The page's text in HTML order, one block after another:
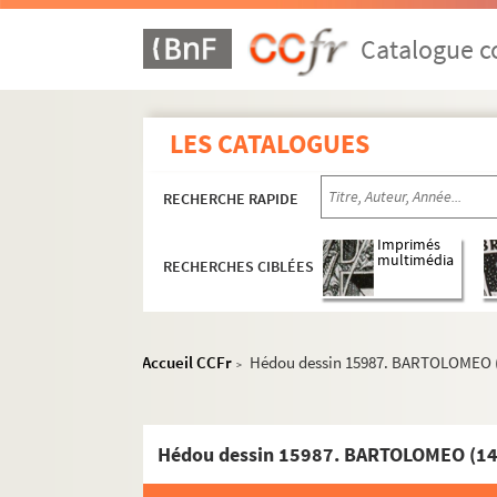
Catalogue
LES CATALOGUES
RECHERCHE RAPIDE
RECHERCHES CIBLÉES
Imprimés
multimédia
Accueil CCFr > Hédou dessin 15987.
Hédou dessin 15987. BARTOLOMEO
Hédou dessin 15944-15945. MARCOLA
Hédou dessin 15946. Allégorie des quatre
Hédou dessin 15947. PASSARMI ou
Hédou dessin 15948. PELGRINO Antonio
Hédou dessin 15949. PRETRI dit il
Hédou dessin 15950. RICCI Marco (1679-
Hédou dessin 15951-15955. RICCI
Hédou dessin 15956. ROCCA dit
Hédou dessin 15957. (Religieux en prière
Hédou dessin 15958. ROSA Salvatore (1615-
Hédou dessin 15959. Le Sacrifice
Hédou dessin 15961. SPINELLI
Hédou dessin 15962. SARTO A. Vannuchi
Hédou dessin 15963. SOL Giuseppe del